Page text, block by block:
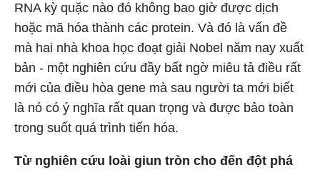
RNA kỳ quặc nào đó không bao giờ được dịch
hoặc mã hóa thành các protein. Và đó là vấn đề
mà hai nhà khoa học đoạt giải Nobel năm nay xuất
bản - một nghiên cứu đầy bất ngờ miêu tả điều rất
mới của điều hòa gene mà sau người ta mới biết
là nó có ý nghĩa rất quan trọng và được bảo toàn
trong suốt quá trình tiến hóa.
Từ nghiên cứu loài giun tròn cho đến đột phá